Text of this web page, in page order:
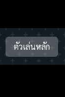
ตัวเล่นหลัก